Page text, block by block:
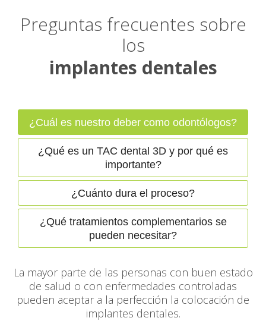
Preguntas frecuentes sobre
los
implantes dentales
¿Cuál es nuestro deber como odontólogos?
¿Qué es un TAC dental 3D y por qué es
importante?
¿Cuánto dura el proceso?
¿Qué tratamientos complementarios se
pueden necesitar?
La mayor parte de las personas con buen estado
de salud o con enfermedades controladas
pueden aceptar a la perfección la colocación de
implantes dentales.